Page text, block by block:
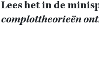
Lees het in de
complottheorieën